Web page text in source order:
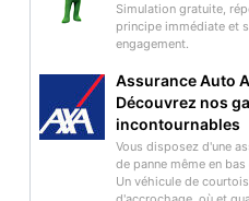
Simulation gratuite,
principe immédiate et
engagement.
Assurance Auto
Découvrez nos
incontournables
Vous disposez d'une
de panne même en
Un véhicule de